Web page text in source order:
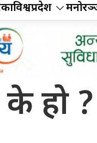
विश्वप्रदेश
के हो